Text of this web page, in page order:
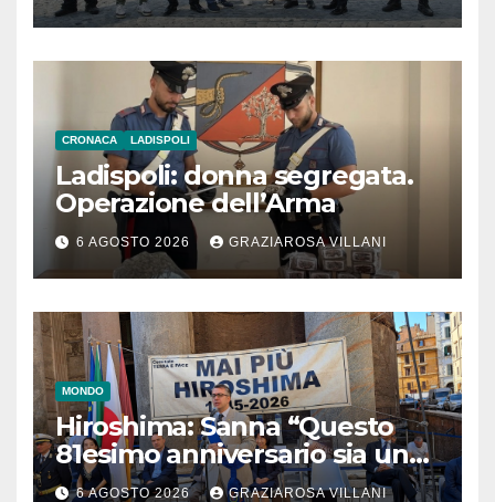
CRONACA LADISPOLI
Ladispoli: donna segregata.
Operazione dell’Arma
6 AGOSTO 2026 GRAZIAROSA VILLANI
MONDO
Hiroshima: Sanna “Questo
81esimo anniversario sia un
monito per tutti”
6 AGOSTO 2026 GRAZIAROSA VILLANI